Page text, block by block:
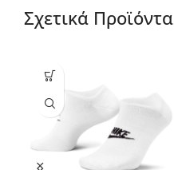
Σχετικά Προϊόντα